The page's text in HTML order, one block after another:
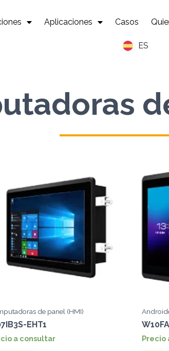
Aplicaciones Casos
ES
de panel (HMI)
EHT1
a consultar Precio